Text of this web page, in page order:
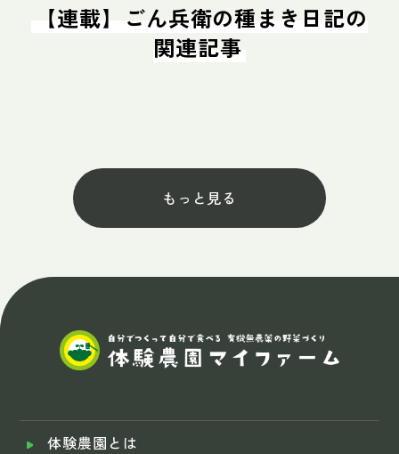
【連載】ごん兵衛の種まき日記の
関連記事
もっと見る
体験農園とは